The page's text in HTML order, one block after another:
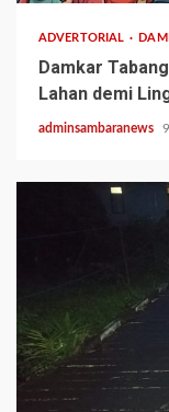
ADVERTORIAL
Damkar
Lahan demi
adminsambaranews
2 min read